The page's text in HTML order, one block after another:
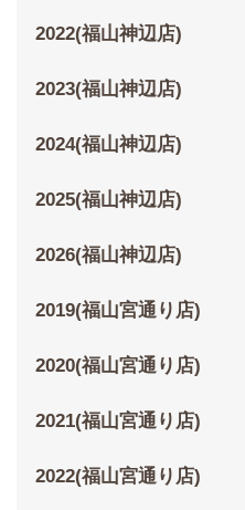
2022(福山神辺店)
2023(福山神辺店)
2024(福山神辺店)
2025(福山神辺店)
2026(福山神辺店)
2019(福山宮通り店)
2020(福山宮通り店)
2021(福山宮通り店)
2022(福山宮通り店)